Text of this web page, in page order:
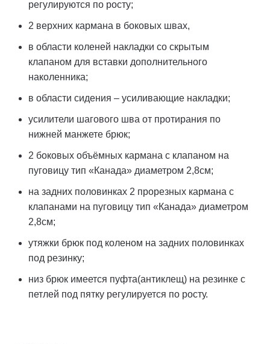
регулируются по росту;
2 верхних кармана в боковых швах,
в области коленей накладки со скрытым
клапаном для вставки дополнительного
наколенника;
в области сидения – усиливающие накладки;
усилители шагового шва от протирания по
нижней манжете брюк;
2 боковых объёмных кармана с клапаном на
пуговицу тип «Канада» диаметром 2,8см;
на задних половинках 2 прорезных кармана с
клапанами на пуговицу тип «Канада» диаметром
2,8см;
утяжки брюк под коленом на задних половинках
под резинку;
низ брюк имеется пуфта(антиклещ) на резинке с
петлей под пятку регулируется по росту.